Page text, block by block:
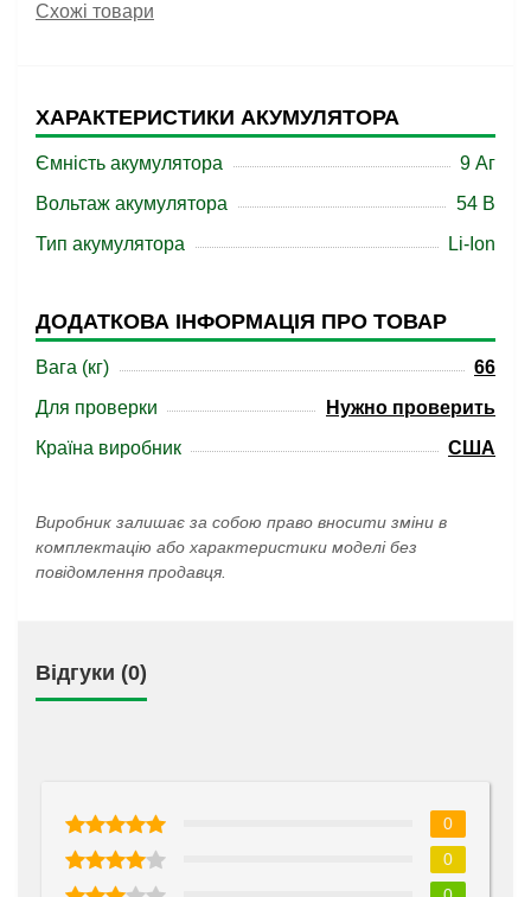
Схожі товари
ХАРАКТЕРИСТИКИ АКУМУЛЯТОРА
Ємність акумулятора
9 Аг
Вольтаж акумулятора
54 В
Тип акумулятора
Li-Ion
ДОДАТКОВА ІНФОРМАЦІЯ ПРО ТОВАР
Вага (кг)
66
Для проверки
Нужно проверить
Країна виробник
США
Виробник залишає за собою право вносити зміни в
комплектацію або характеристики моделі без
повідомлення продавця.
Відгуки (0)
0
0